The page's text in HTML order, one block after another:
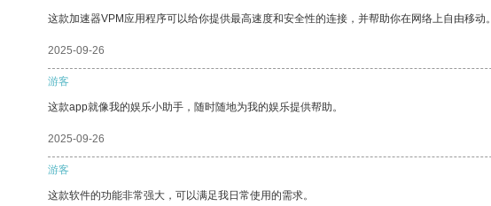
这款加速器VPM应用程序可以给你提供最高速度和安全性的连接，并帮助你在网络上自由移动。
2025-09-26
游客
这款app就像我的娱乐小助手，随时随地为我的娱乐提供帮助。
2025-09-26
游客
这款软件的功能非常强大，可以满足我日常使用的需求。